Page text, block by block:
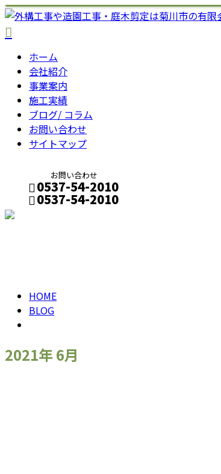
ホーム
会社紹介
事業案内
施工実績
ブログ/ コラム
お問い合わせ
サイトマップ
お問い合わせ
0537-54-2010
0537-54-2010
HOME
BLOG
2021年 6月